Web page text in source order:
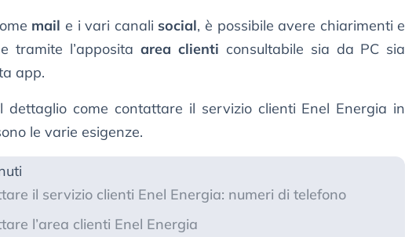
mail e i vari canali social, è possibile avere chiarimenti e
tramite l’apposita area clienti consultabile sia da PC sia
app.
dettaglio come contattare il servizio clienti Enel Energia in
le varie esigenze.
il servizio clienti Enel Energia: numeri di telefono
l’area clienti Enel Energia